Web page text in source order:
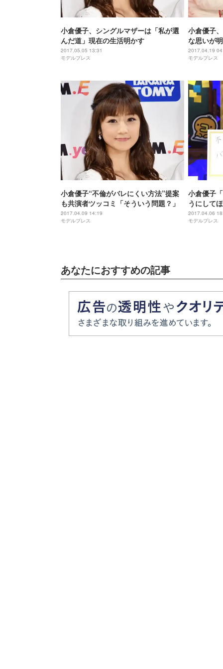
小倉優子、シングルマザーは「私が選
んだ道」現在の生活明かす
2017.05.05 13:31
モデルプレス
小倉優子
な思いが
2017.04.19
モデルプレス
小倉優子“不倫がバレにくい方法”提案
も共演者ツッコミ「そういう問題？」
2017.04.09 14:19
モデルプレス
小倉優子
うにして
2017.04.06
モデルプレス
あなたにおすすめの記事